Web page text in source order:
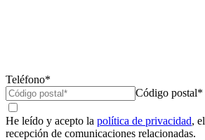
Teléfono*
Código postal*
He leído y acepto la política de privacidad, el
recepción de comunicaciones relacionadas.